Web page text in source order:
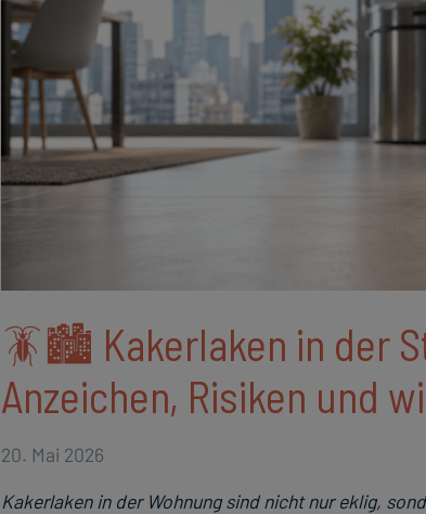
🪳🏙️ Kakerlaken in der
Anzeichen, Risiken und
20. Mai 2026
Kakerlaken in der Wohnung sind nicht nur eklig,